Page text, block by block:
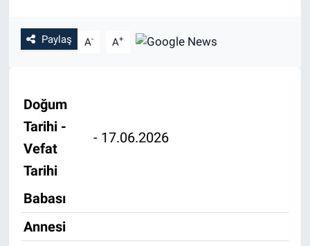
Paylaş A- A+
Doğum
Tarihi -
Vefat
Tarihi
- 17.06.2026
Babası
Annesi
Özel Haber
Eğitim
Ekonomi
Yaşam
Çevre